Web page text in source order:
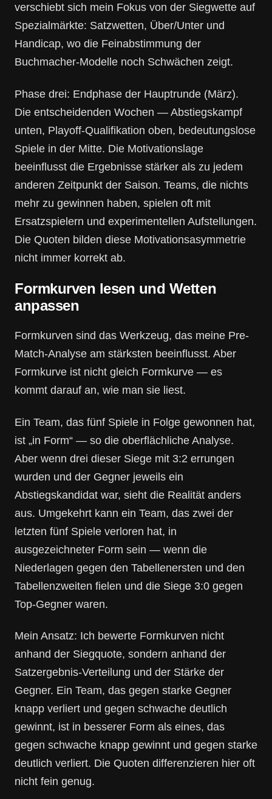
verschiebt sich mein Fokus von der Siegwette auf
Spezialmärkte: Satzwetten, Über/Unter und
Handicap, wo die Feinabstimmung der
Buchmacher-Modelle noch Schwächen zeigt.
Phase drei: Endphase der Hauptrunde (März).
Die entscheidenden Wochen — Abstiegskampf
unten, Playoff-Qualifikation oben, bedeutungslose
Spiele in der Mitte. Die Motivationslage
beeinflusst die Ergebnisse stärker als zu jedem
anderen Zeitpunkt der Saison. Teams, die nichts
mehr zu gewinnen haben, spielen oft mit
Ersatzspielern und experimentellen Aufstellungen.
Die Quoten bilden diese Motivationsasymmetrie
nicht immer korrekt ab.
Formkurven lesen und Wetten
anpassen
Formkurven sind das Werkzeug, das meine Pre-
Match-Analyse am stärksten beeinflusst. Aber
Formkurve ist nicht gleich Formkurve — es
kommt darauf an, wie man sie liest.
Ein Team, das fünf Spiele in Folge gewonnen hat,
ist „in Form“ — so die oberflächliche Analyse.
Aber wenn drei dieser Siege mit 3:2 errungen
wurden und der Gegner jeweils ein
Abstiegskandidat war, sieht die Realität anders
aus. Umgekehrt kann ein Team, das zwei der
letzten fünf Spiele verloren hat, in
ausgezeichneter Form sein — wenn die
Niederlagen gegen den Tabellenersten und den
Tabellenzweiten fielen und die Siege 3:0 gegen
Top-Gegner waren.
Mein Ansatz: Ich bewerte Formkurven nicht
anhand der Siegquote, sondern anhand der
Satzergebnis-Verteilung und der Stärke der
Gegner. Ein Team, das gegen starke Gegner
knapp verliert und gegen schwache deutlich
gewinnt, ist in besserer Form als eines, das
gegen schwache knapp gewinnt und gegen starke
deutlich verliert. Die Quoten differenzieren hier oft
nicht fein genug.